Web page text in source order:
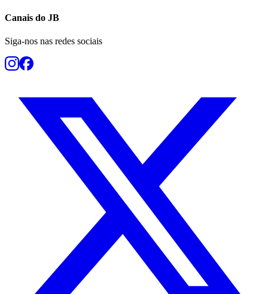
Canais do JB
Siga-nos nas redes sociais